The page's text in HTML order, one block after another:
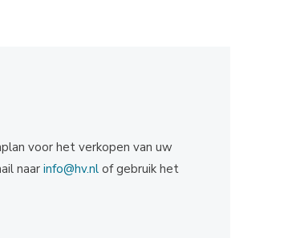
voor het verkopen van uw
naar info@hv.nl of gebruik het